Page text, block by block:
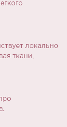
локально
ткани,